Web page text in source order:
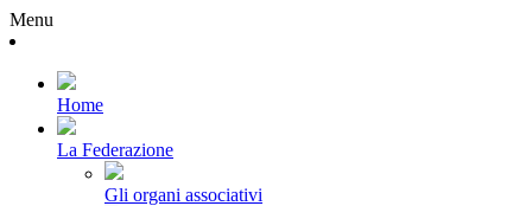
Menu
Home
La Federazione
Gli organi associativi